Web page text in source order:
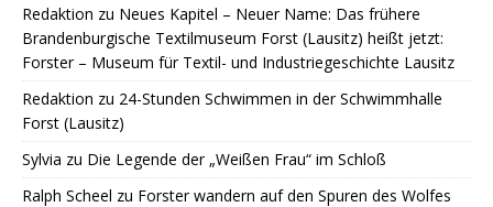
Redaktion zu Neues Kapitel – Neuer Name: Das frühere
Brandenburgische Textilmuseum Forst (Lausitz) heißt jetzt:
Forster – Museum für Textil- und Industriegeschichte Lausitz
Redaktion zu 24-Stunden Schwimmen in der Schwimmhalle
Forst (Lausitz)
Sylvia zu Die Legende der „Weißen Frau“ im Schloß
Ralph Scheel zu Forster wandern auf den Spuren des Wolfes